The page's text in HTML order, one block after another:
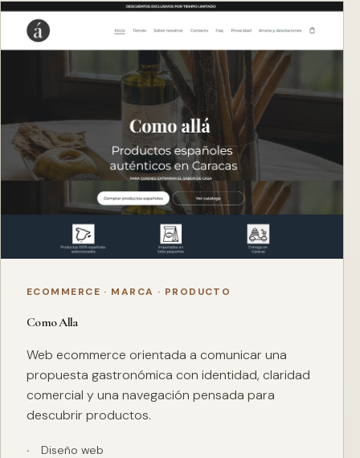
ECOMMERCE · MARCA · PRODUCTO
Como Alla
Web ecommerce orientada a comunicar una
propuesta gastronómica con identidad, claridad
comercial y una navegación pensada para
descubrir productos.
Diseño web